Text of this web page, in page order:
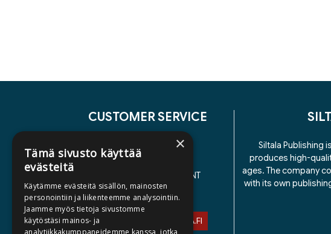
CUSTOMER SERVICE
DELIVERY TERMS
ACCESSIBILITY STATEMENT
PRIVACY POLICY
ASIAKASPALVELU@STORIA.FI
Siltala Publishing
produces high-
ages. The company
with its own
×
Tämä sivusto käyttää
evästeitä
Käytämme evästeitä sisällön, mainosten
personointiin ja liikenteemme analysointiin.
Jaamme myös tietoja sivustomme
käytöstäsi mainos- ja
analytiikkakumppaneidemme kanssa, jotka